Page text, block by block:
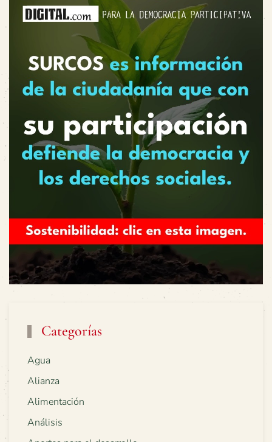
Categorías
Agua
Alianza
Alimentación
Análisis